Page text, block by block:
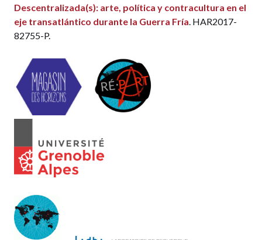
Descentralizada(s): arte, política y contracultura en el
eje transatlántico durante la Guerra Fría. HAR2017-
82755-P.